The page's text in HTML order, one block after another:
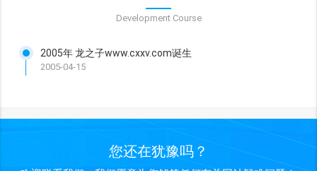
Development Course
2005年 龙之子www.cxxv.com诞生
2005-04-15
您还在犹豫吗？